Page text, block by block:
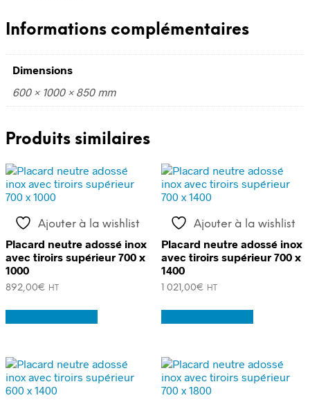
Informations complémentaires
Dimensions
600 × 1000 × 850 mm
Produits similaires
Ajouter à la wishlist
Placard neutre adossé inox
avec tiroirs supérieur 700 x
1000
892,00€ HT
Ajouter à la wishlist
Placard neutre adossé inox
avec tiroirs supérieur 700 x
1400
1 021,00€ HT